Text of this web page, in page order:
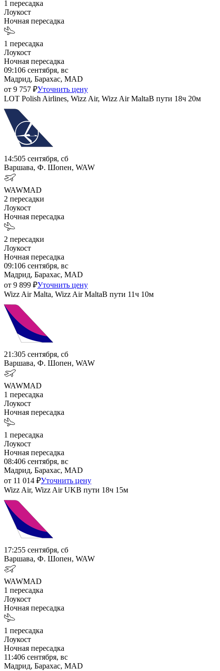
1 пересадка
Лоукост
Ночная пересадка
1 пересадка
Лоукост
Ночная пересадка
09:106 сентября, вс
Мадрид, Барахас, MAD
от 9 757 ₽Уточнить цену
LOT Polish Airlines, Wizz Air, Wizz Air MaltaВ пути 18ч 20м
14:505 сентября, сб
Варшава, Ф. Шопен, WAW
WAWMAD
2 пересадки
Лоукост
Ночная пересадка
2 пересадки
Лоукост
Ночная пересадка
09:106 сентября, вс
Мадрид, Барахас, MAD
от 9 899 ₽Уточнить цену
Wizz Air Malta, Wizz Air MaltaВ пути 11ч 10м
21:305 сентября, сб
Варшава, Ф. Шопен, WAW
WAWMAD
1 пересадка
Лоукост
Ночная пересадка
1 пересадка
Лоукост
Ночная пересадка
08:406 сентября, вс
Мадрид, Барахас, MAD
от 11 014 ₽Уточнить цену
Wizz Air, Wizz Air UKВ пути 18ч 15м
17:255 сентября, сб
Варшава, Ф. Шопен, WAW
WAWMAD
1 пересадка
Лоукост
Ночная пересадка
1 пересадка
Лоукост
Ночная пересадка
11:406 сентября, вс
Мадрид, Барахас, MAD